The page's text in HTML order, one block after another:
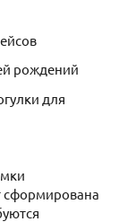
рождений
для
сформирована